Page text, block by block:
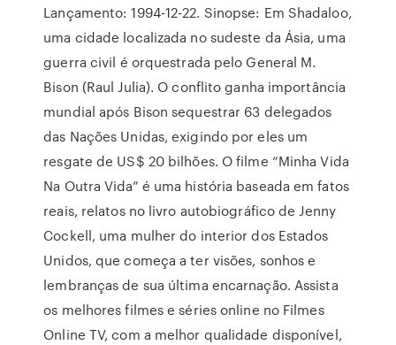
Lançamento: 1994-12-22. Sinopse: Em Shadaloo,
uma cidade localizada no sudeste da Ásia, uma
guerra civil é orquestrada pelo General M.
Bison (Raul Julia). O conflito ganha importância
mundial após Bison sequestrar 63 delegados
das Nações Unidas, exigindo por eles um
resgate de US$ 20 bilhões. O filme “Minha Vida
Na Outra Vida” é uma história baseada em fatos
reais, relatos no livro autobiográfico de Jenny
Cockell, uma mulher do interior dos Estados
Unidos, que começa a ter visões, sonhos e
lembranças de sua última encarnação. Assista
os melhores filmes e séries online no Filmes
Online TV, com a melhor qualidade disponível,